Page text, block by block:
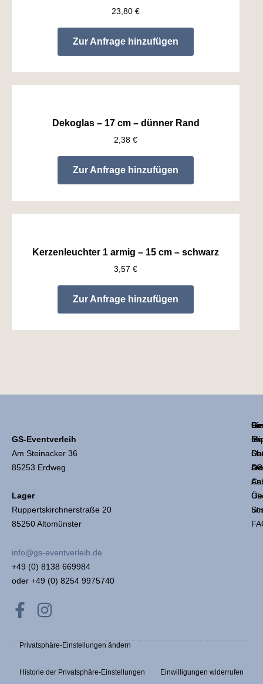
23,80 €
Zur Anfrage hinzufügen
Dekoglas – 17 cm – dünner Rand
2,38 €
Zur Anfrage hinzufügen
Kerzenleuchter 1 armig – 15 cm – schwarz
3,57 €
Zur Anfrage hinzufügen
GS-Eventverleih
Am Steinacker 36
85253 Erdweg
Lager
Ruppertskirchnerstraße 20
85250 Altomünster
info@gs-eventverleih.de
+49 (0) 8138 669984
oder +49 (0) 8254 9975740
F
c
b
I
s
a
Privatsphäre-Einstellungen ändern
Historie der Privatsphäre-Einstellungen Einwilligungen widerrufen